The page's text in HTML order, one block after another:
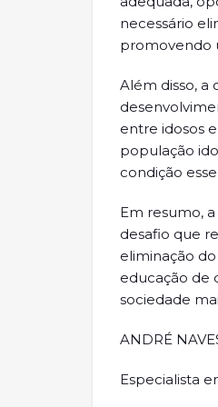
necessário
promovendo
Além disso,
entre idosos
população
condição
Em resumo,
desafio que
eliminação
educação de
sociedade
ANDRÉ
Especialista